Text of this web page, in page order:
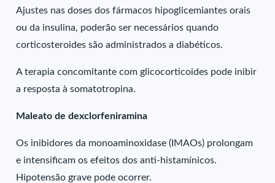
Ajustes nas doses dos fármacos hipoglicemiantes orais
ou da insulina, poderão ser necessários quando
corticosteroides são administrados a diabéticos.
A terapia concomitante com glicocorticoides pode inibir
a resposta à somatotropina.
Maleato de dexclorfeniramina
Os inibidores da monoaminoxidase (IMAOs) prolongam
e intensificam os efeitos dos anti-histamínicos.
Hipotensão grave pode ocorrer.